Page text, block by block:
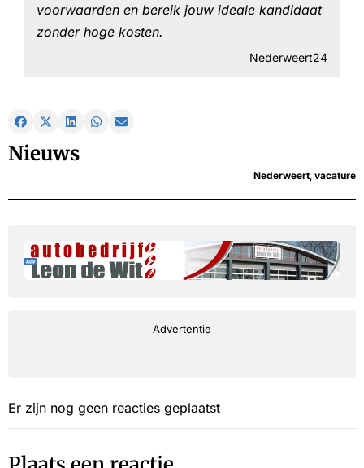
voorwaarden en bereik jouw ideale kandidaat
zonder hoge kosten.
Nederweert24
Nieuws
Nederweert vacature
Advertentie
Er zijn nog geen reacties geplaatst